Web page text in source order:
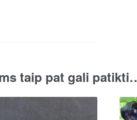
taip pat gali